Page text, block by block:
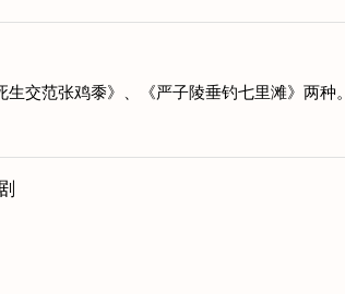
交范张鸡黍》、《严子陵垂钓七里滩》两种。